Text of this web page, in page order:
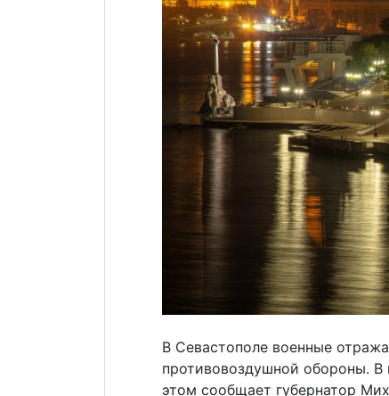
В Севастополе военные
противовоздушной обороны. В
этом сообщает губернатор